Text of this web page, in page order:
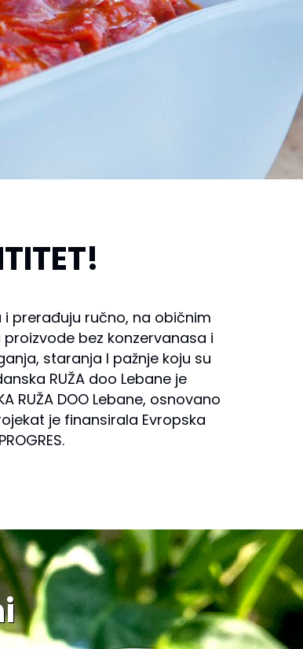
prerađuju ručno, na običnim
bez konzervanasa i
staranja I pažnje koju su
RUŽA doo Lebane je
DOO Lebane, osnovano
je finansirala Evropska